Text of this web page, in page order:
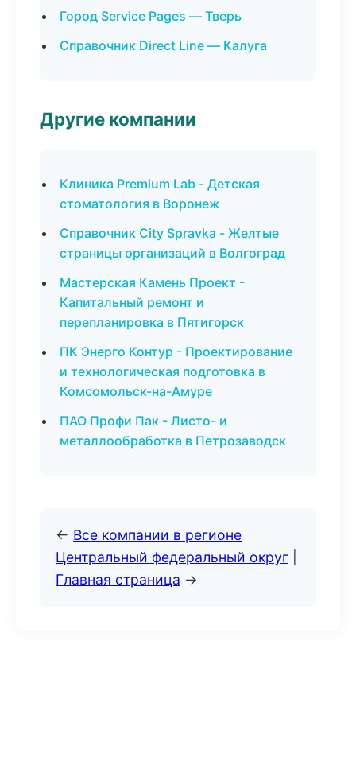
Город Service Pages — Тверь
Справочник Direct Line — Калуга
Другие компании
Клиника Premium Lab - Детская
стоматология в Воронеж
Справочник City Spravka - Желтые
страницы организаций в Волгоград
Мастерская Камень Проект -
Капитальный ремонт и
перепланировка в Пятигорск
ПК Энерго Контур - Проектирование
и технологическая подготовка в
Комсомольск-на-Амуре
ПАО Профи Пак - Листо- и
металлообработка в Петрозаводск
← Все компании в регионе
Центральный федеральный округ
Главная страница →